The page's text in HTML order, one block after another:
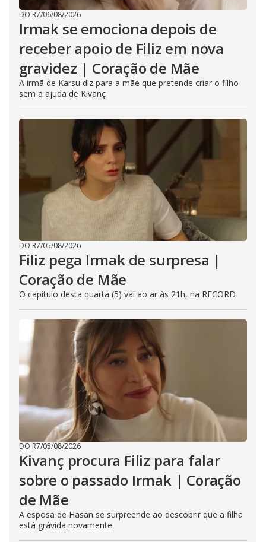
DO R7/06/08/2026
Irmak se emociona depois de
receber apoio de Filiz em nova
gravidez | Coração de Mãe
A irmã de Karsu diz para a mãe que pretende criar o filho
sem a ajuda de Kivanç
DO R7/05/08/2026
Filiz pega Irmak de surpresa |
Coração de Mãe
O capítulo desta quarta (5) vai ao ar às 21h, na RECORD
DO R7/05/08/2026
Kivanç procura Filiz para falar
sobre o passado Irmak | Coração
de Mãe
A esposa de Hasan se surpreende ao descobrir que a filha
está grávida novamente